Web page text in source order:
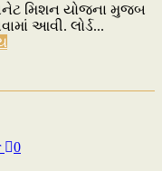
મિશન યોજના મુજબ
આવી. લોર્ડ...
0